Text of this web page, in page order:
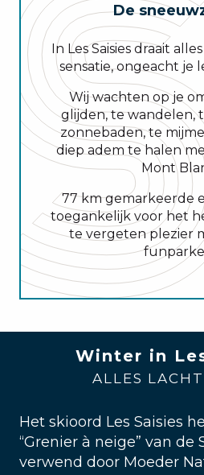
De
In Les Saisies draait
sensatie, ongeacht je
Wij wachten op je
glijden, te wandelen,
zonnebaden, te
diep adem te halen
Mont
77 km gemarkeerde
toegankelijk voor het
te vergeten plezier
Winter in
ALLES
Het skioord Les Saisies
“Grenier à neige” van de
verwend door Moeder